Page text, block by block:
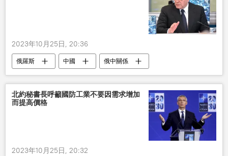
2023年10月25日, 20:36
俄羅斯 中國 俄中關係
北約秘書長呼籲國防工業不要因需求增加
而提高價格
2023年10月25日, 20:32